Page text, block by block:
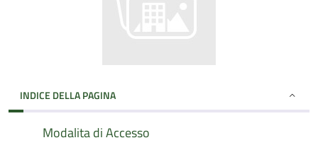
INDICE DELLA PAGINA
Modalita di Accesso